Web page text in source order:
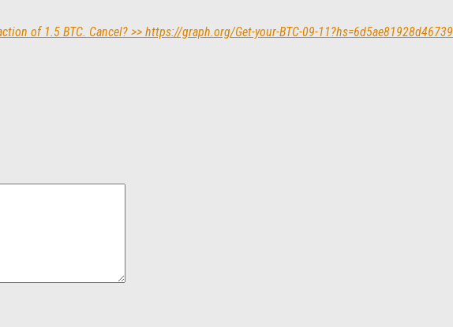
of 1.5 BTC. Cancel? >> https://graph.org/Get-your-BTC-09-